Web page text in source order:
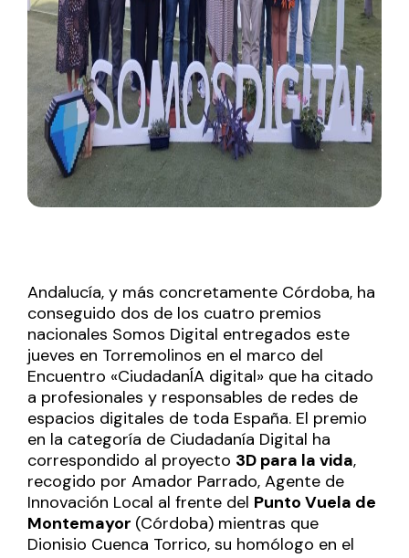
Andalucía, y más concretamente Córdoba, ha
conseguido dos de los cuatro premios
nacionales Somos Digital entregados este
jueves en Torremolinos en el marco del
Encuentro «CiudadanÍA digital» que ha citado
a profesionales y responsables de redes de
espacios digitales de toda España. El premio
en la categoría de Ciudadanía Digital ha
correspondido al proyecto 3D para la vida,
recogido por Amador Parrado, Agente de
Innovación Local al frente del Punto Vuela de
Montemayor (Córdoba) mientras que
Dionisio Cuenca Torrico, su homólogo en el